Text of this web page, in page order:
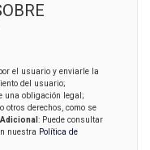
el usuario y enviarle la
del usuario;
una obligación legal;
otros derechos, como se
: Puede consultar
nuestra Política de